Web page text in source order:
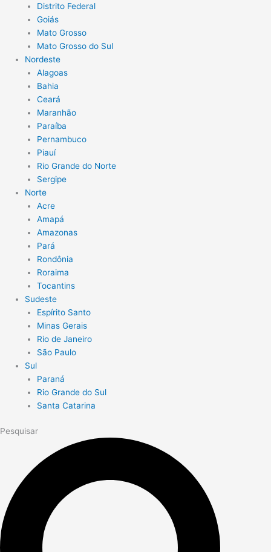
Distrito Federal
Goiás
Mato Grosso
Mato Grosso do Sul
Nordeste
Alagoas
Bahia
Ceará
Maranhão
Paraíba
Pernambuco
Piauí
Rio Grande do Norte
Sergipe
Norte
Acre
Amapá
Amazonas
Pará
Rondônia
Roraima
Tocantins
Sudeste
Espírito Santo
Minas Gerais
Rio de Janeiro
São Paulo
Sul
Paraná
Rio Grande do Sul
Santa Catarina
Pesquisar